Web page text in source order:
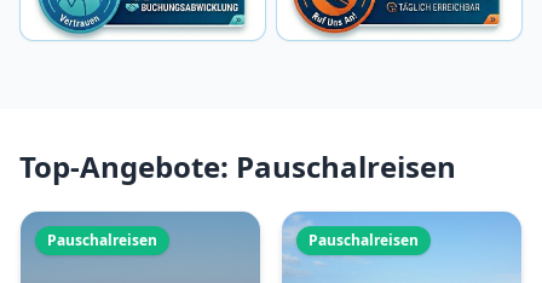
Top-Angebote: Pauschalreisen
Pauschalreisen Pauschalreisen